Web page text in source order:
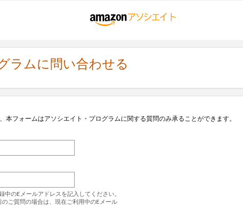
ラムに問い合わせる
本フォームはアソシエイト・プログラムに関する質問のみ承ることができます。
のEメールアドレスを記入してください。
ご質問の場合は、現在ご利用中のEメール